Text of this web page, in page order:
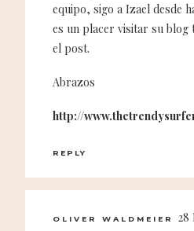
equipo, sigo a Izael desde
es un placer visitar su blog
el post.
Abrazos
http://
REPLY
OLIVER WALDMEIER
28